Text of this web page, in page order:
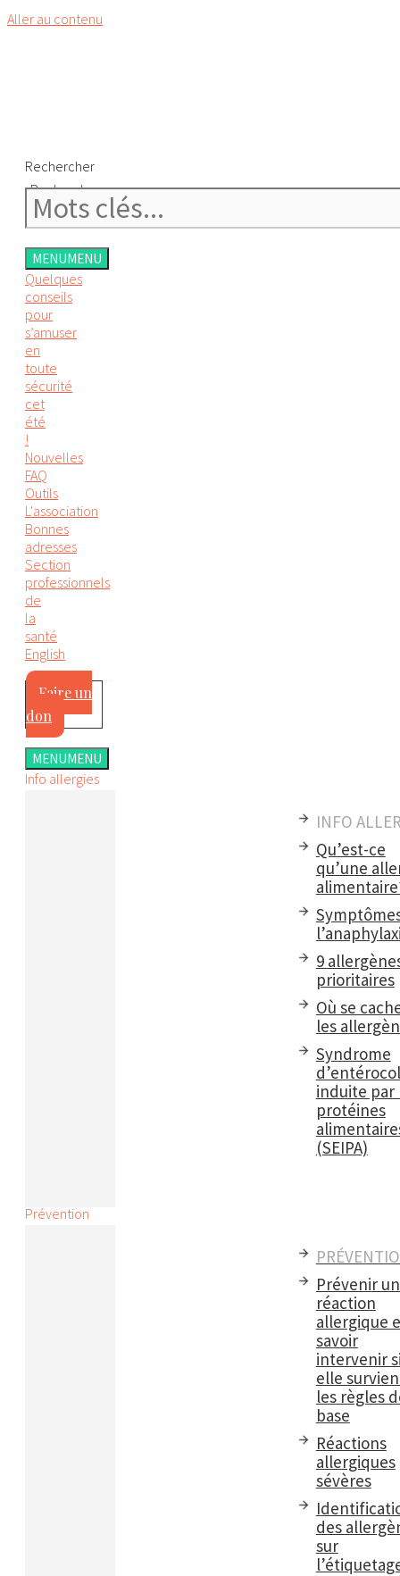
Aller au contenu
Rechercher
Rechercher
MENUMENU
Quelques
conseils
pour
s’amuser
en
toute
sécurité
cet
été
!
Nouvelles
FAQ
Outils
L'association
Bonnes
adresses
Section
professionnels
de
la
santé
English
Faire un
don
MENUMENU
Info allergies
INFO
Qu’est-ce
qu’une
9
prioritaires
Où se
les
Syndrome
induite par
protéines
(SEIPA)
Prévention
Prévenir
réaction
allergique
savoir
intervenir
elle
les règles
base
Réactions
allergiques
sévères
des
sur